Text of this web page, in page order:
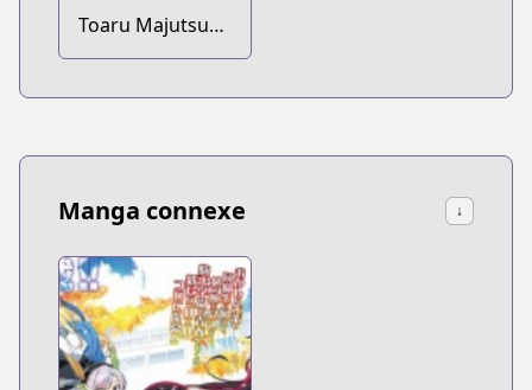
Toaru Majutsu
no Index
Manga connexe ↓